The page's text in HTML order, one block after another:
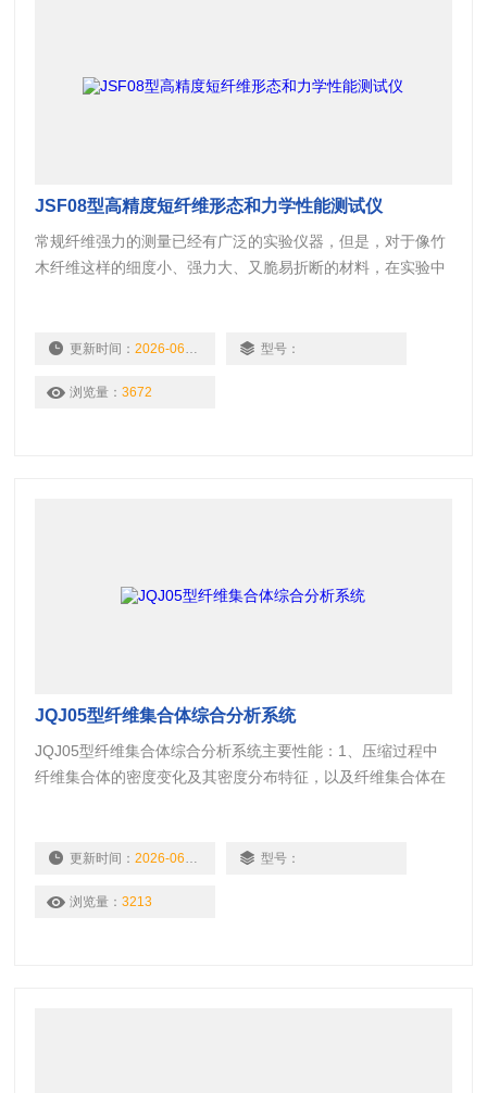
JSF08型高精度短纤维形态和力学性能测试仪
常规纤维强力的测量已经有广泛的实验仪器，但是，对于像竹
木纤维这样的细度小、强力大、又脆易折断的材料，在实验中
和力学性能测试仪本就是在这样的背景下开发研制的，采用特
中不打滑。
更新时间：2026-06-11 型号：
浏览量：3672
JQJ05型纤维集合体综合分析系统
JQJ05型纤维集合体综合分析系统主要性能：1、压缩过程中
纤维集合体的密度变化及其密度分布特征，以及纤维集合体在
塞的平均密度和密度分布发生改变；
更新时间：2026-06-11 型号：
浏览量：3213